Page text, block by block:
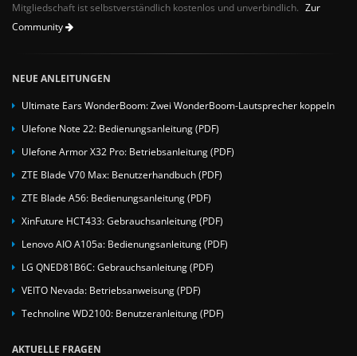
Mitgliedschaft ist selbstverständlich kostenlos und unverbindlich. Zur
Community
NEUE ANLEITUNGEN
Ultimate Ears WonderBoom: Zwei WonderBoom-Lautsprecher koppeln
Ulefone Note 22: Bedienungsanleitung (PDF)
Ulefone Armor X32 Pro: Betriebsanleitung (PDF)
ZTE Blade V70 Max: Benutzerhandbuch (PDF)
ZTE Blade A56: Bedienungsanleitung (PDF)
XinFuture HCT433: Gebrauchsanleitung (PDF)
Lenovo AIO A105a: Bedienungsanleitung (PDF)
LG QNED81B6C: Gebrauchsanleitung (PDF)
VEITO Nevada: Betriebsanweisung (PDF)
Technoline WD2100: Benutzeranleitung (PDF)
AKTUELLE FRAGEN